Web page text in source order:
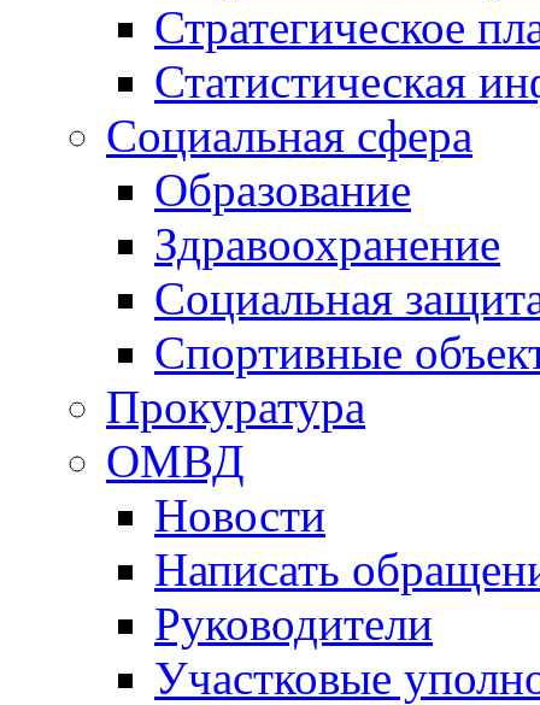
Стратегическое
Статистическая
Социальная сфера
Образование
Здравоохранение
Социальная
Спортивные
Прокуратура
ОМВД
Новости
Написать
Руководители
Участковые